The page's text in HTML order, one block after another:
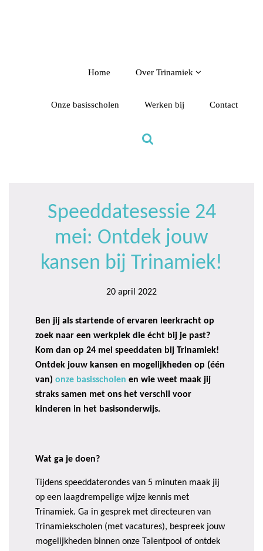
Home Over Trinamiek
Onze basisscholen Werken bij Contact
Speeddatesessie 24
mei: Ontdek jouw
kansen bij Trinamiek!
20 april 2022
Ben jij als startende of ervaren leerkracht op
zoek naar een werkplek die écht bij je past?
Kom dan op 24 mei speeddaten bij Trinamiek!
Ontdek jouw kansen en mogelijkheden op (één
van) onze basisscholen en wie weet maak jij
straks samen met ons het verschil voor
kinderen in het basisonderwijs.
Wat ga je doen?
Tijdens speeddaterondes van 5 minuten maak jij
op een laagdrempelige wijze kennis met
Trinamiek. Ga in gesprek met directeuren van
Trinamiekscholen (met vacatures), bespreek jouw
mogelijkheden binnen onze Talentpool of ontdek